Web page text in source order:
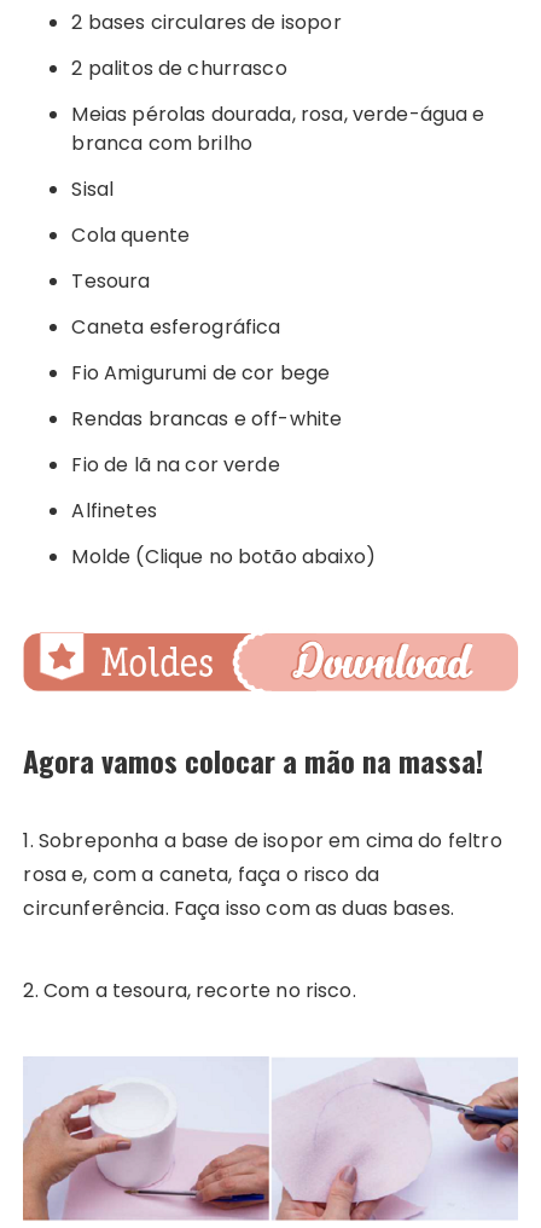
2 bases circulares de isopor
2 palitos de churrasco
Meias pérolas dourada, rosa, verde-água e
branca com brilho
Sisal
Cola quente
Tesoura
Caneta esferográfica
Fio Amigurumi de cor bege
Rendas brancas e off-white
Fio de lã na cor verde
Alfinetes
Molde (Clique no botão abaixo)
Agora vamos colocar a mão na massa!
1. Sobreponha a base de isopor em cima do feltro
rosa e, com a caneta, faça o risco da
circunferência. Faça isso com as duas bases.
2. Com a tesoura, recorte no risco.